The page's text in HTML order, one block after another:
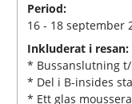
Period:
16 - 18 september
Inkluderat i resan:
* Bussanslutning
* Del i B-insides
* Ett glas